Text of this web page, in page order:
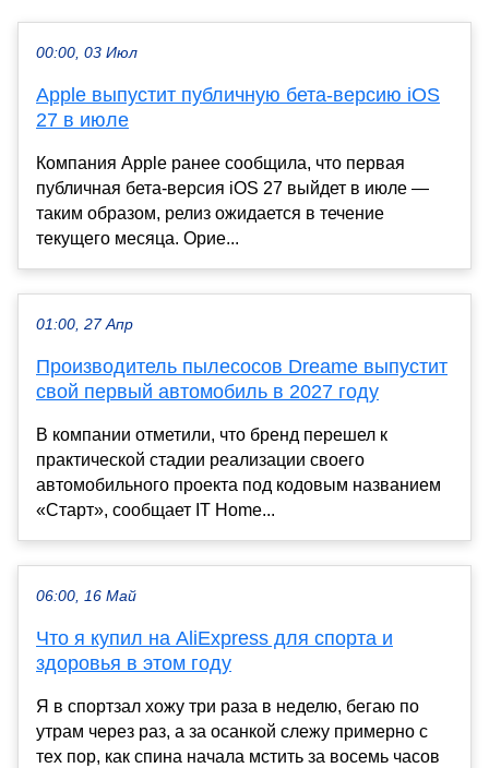
00:00, 03 Июл
Apple выпустит публичную бета-версию iOS
27 в июле
Компания Apple ранее сообщила, что первая
публичная бета-версия iOS 27 выйдет в июле —
таким образом, релиз ожидается в течение
текущего месяца. Орие...
01:00, 27 Апр
Производитель пылесосов Dreame выпустит
свой первый автомобиль в 2027 году
В компании отметили, что бренд перешел к
практической стадии реализации своего
автомобильного проекта под кодовым названием
«Старт», сообщает IT Home...
06:00, 16 Май
Что я купил на AliExpress для спорта и
здоровья в этом году
Я в спортзал хожу три раза в неделю, бегаю по
утрам через раз, а за осанкой слежу примерно с
тех пор, как спина начала мстить за восемь часов